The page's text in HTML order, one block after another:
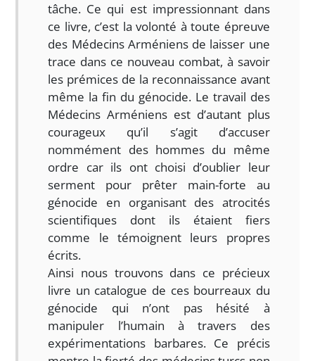
tâche. Ce qui est impressionnant dans
ce livre, c’est la volonté à toute épreuve
des Médecins Arméniens de laisser une
trace dans ce nouveau combat, à savoir
les prémices de la reconnaissance avant
même la fin du génocide. Le travail des
Médecins Arméniens est d’autant plus
courageux qu’il s’agit d’accuser
nommément des hommes du même
ordre car ils ont choisi d’oublier leur
serment pour prêter main-forte au
génocide en organisant des atrocités
scientifiques dont ils étaient fiers
comme le témoignent leurs propres
écrits.
Ainsi nous trouvons dans ce précieux
livre un catalogue de ces bourreaux du
génocide qui n’ont pas hésité à
manipuler l’humain à travers des
expérimentations barbares. Ce précis